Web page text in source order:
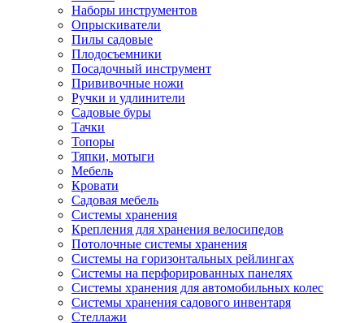
Наборы инструментов
Опрыскиватели
Пилы садовые
Плодосъемники
Посадочный инструмент
Прививочные ножи
Ручки и удлинители
Садовые буры
Тачки
Топоры
Тяпки, мотыги
Мебель
Кровати
Садовая мебель
Системы хранения
Крепления для хранения велосипедов
Потолочные системы хранения
Системы на горизонтальных рейлингах
Системы на перфорированных панелях
Системы хранения для автомобильных колес
Системы хранения садового инвентаря
Стеллажи